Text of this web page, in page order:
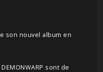
son nouvel album en
sont de